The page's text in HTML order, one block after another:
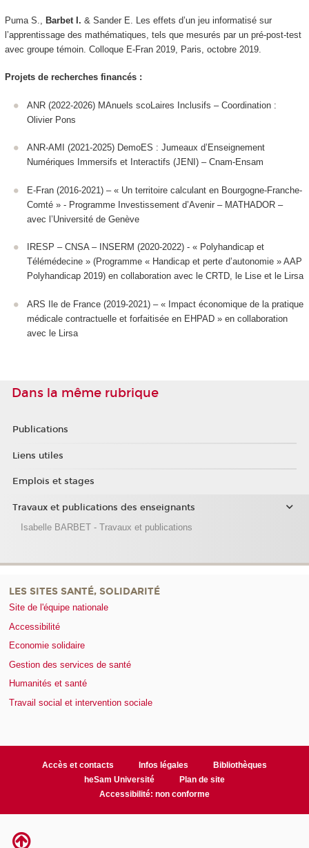
Puma S., Barbet I. & Sander E. Les effets d’un jeu informatisé sur
l’apprentissage des mathématiques, tels que mesurés par un pré-post-test
avec groupe témoin. Colloque E-Fran 2019, Paris, octobre 2019.
Projets de recherches financés :
ANR (2022-2026) MAnuels scoLaires Inclusifs – Coordination :
Olivier Pons
ANR-AMI (2021-2025) DemoES : Jumeaux d’Enseignement
Numériques Immersifs et Interactifs (JENI) – Cnam-Ensam
E-Fran (2016-2021) – « Un territoire calculant en Bourgogne-Franche-
Comté » - Programme Investissement d’Avenir – MATHADOR –
avec l’Université de Genève
IRESP – CNSA – INSERM (2020-2022) - « Polyhandicap et
Télémédecine » (Programme « Handicap et perte d’autonomie » AAP
Polyhandicap 2019) en collaboration avec le CRTD, le Lise et le Lirsa
ARS Ile de France (2019-2021) – « Impact économique de la pratique
médicale contractuelle et forfaitisée en EHPAD » en collaboration
avec le Lirsa
Dans la même rubrique
Publications
Liens utiles
Emplois et stages
Travaux et publications des enseignants
Isabelle BARBET - Travaux et publications
LES SITES SANTÉ, SOLIDARITÉ
Site de l'équipe nationale
Accessibilité
Economie solidaire
Gestion des services de santé
Humanités et santé
Travail social et intervention sociale
Accès et contacts Infos légales
Bibliothèques
heSam Université
Plan de site
Accessibilité: non conforme